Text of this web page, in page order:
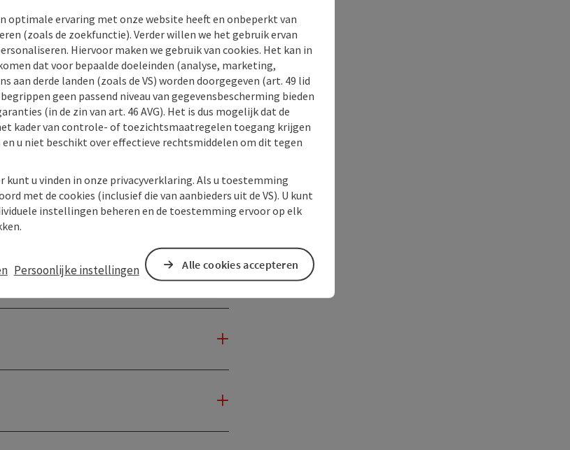
optimale ervaring met onze website heeft en onbeperkt van
(zoals de zoekfunctie). Verder willen we het gebruik ervan
Hiervoor maken we gebruik van cookies. Het kan in
dat voor bepaalde doeleinden (analyse, marketing,
aan derde landen (zoals de VS) worden doorgegeven (art. 49 lid
begrippen geen passend niveau van gegevensbescherming bieden
(in de zin van art. 46 AVG). Het is dus mogelijk dat de
kader van controle- of toezichtsmaatregelen toegang krijgen
u niet beschikt over effectieve rechtsmiddelen om dit tegen
kunt u vinden in onze privacyverklaring. Als u toestemming
met de cookies (inclusief die van aanbieders uit de VS). U kunt
instellingen beheren en de toestemming ervoor op elk
Persoonlijke instellingen Alle cookies accepteren